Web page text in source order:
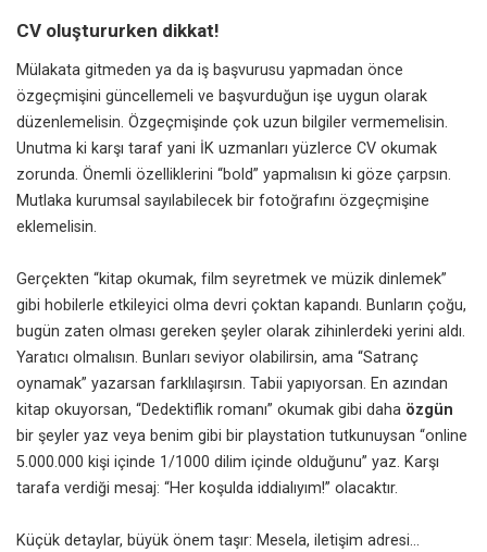
CV oluştururken dikkat!
Mülakata gitmeden ya da iş başvurusu yapmadan önce
özgeçmişini güncellemeli ve başvurduğun işe uygun olarak
düzenlemelisin. Özgeçmişinde çok uzun bilgiler vermemelisin.
Unutma ki karşı taraf yani İK uzmanları yüzlerce CV okumak
zorunda. Önemli özelliklerini “bold” yapmalısın ki göze çarpsın.
Mutlaka kurumsal sayılabilecek bir fotoğrafını özgeçmişine
eklemelisin.
Gerçekten “kitap okumak, film seyretmek ve müzik dinlemek”
gibi hobilerle etkileyici olma devri çoktan kapandı. Bunların çoğu,
bugün zaten olması gereken şeyler olarak zihinlerdeki yerini aldı.
Yaratıcı olmalısın. Bunları seviyor olabilirsin, ama “Satranç
oynamak” yazarsan farklılaşırsın. Tabii yapıyorsan. En azından
kitap okuyorsan, “Dedektiflik romanı” okumak gibi daha özgün
bir şeyler yaz veya benim gibi bir playstation tutkunuysan “online
5.000.000 kişi içinde 1/1000 dilim içinde olduğunu” yaz. Karşı
tarafa verdiği mesaj: “Her koşulda iddialıyım!” olacaktır.
Küçük detaylar, büyük önem taşır: Mesela, iletişim adresi…